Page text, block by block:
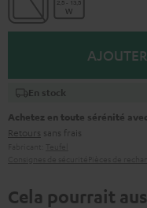
En stock
Achetez en toute sérénité
Retours sans frais
Cela pourrait